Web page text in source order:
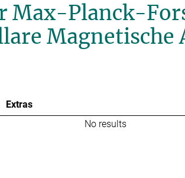
Max-Planck-
Extras
No results